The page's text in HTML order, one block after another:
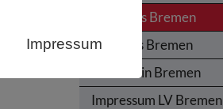
Impressum
News aus Bremen
Altes aus Bremen
Termine in Bremen
Impressum LV Bremen